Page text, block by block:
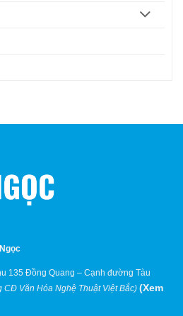
135 Đồng Quang – Cạnh đường Tàu
Văn Hóa Nghệ Thuật Việt Bắc) (Xem